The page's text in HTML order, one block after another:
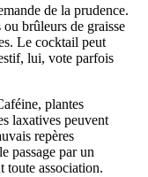
de la prudence.
brûleurs de graisse
Le cocktail peut
lui, vote parfois
plantes
laxatives peuvent
repères
passage par un
toute association.